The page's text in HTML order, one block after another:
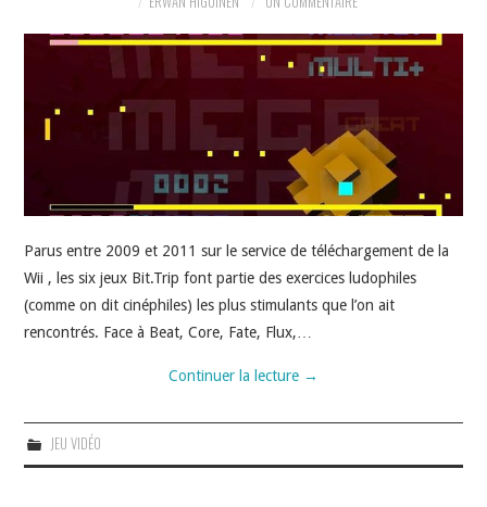
Parus entre 2009 et 2011 sur le service de téléchargement de la
Wii , les six jeux Bit.Trip font partie des exercices ludophiles
(comme on dit cinéphiles) les plus stimulants que l’on ait
rencontrés. Face à Beat, Core, Fate, Flux,…
Continuer la lecture →
JEU VIDÉO